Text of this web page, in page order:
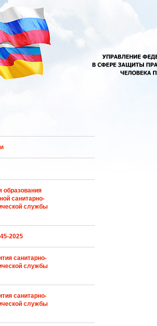
содержанию
образования
санитарно-
службы
2025
санитарно-
службы
санитарно-
службы